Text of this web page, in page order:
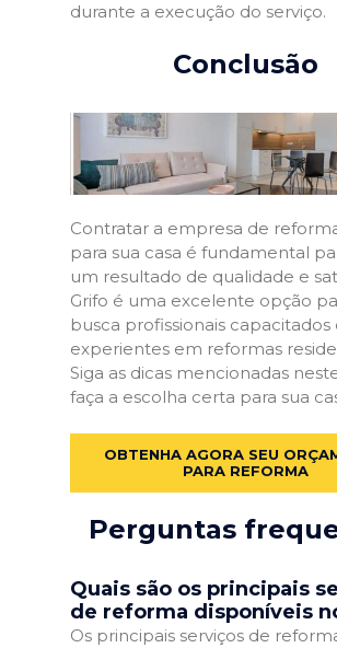
durante a execução do serviço.
Conclusão
Contratar a empresa de
para sua casa é fundamental
um resultado de qualidade e
Grifo é uma excelente opção
busca profissionais capacitados
experientes em reformas
Siga as dicas mencionadas
faça a escolha certa para sua
OBTENHA AGORA SEU
PARA REFORMA
Perguntas
Quais são os principais
de reforma disponíveis
Os principais serviços de